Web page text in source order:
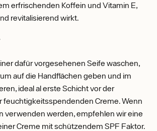
erfrischenden Koffein und Vitamin E,
revitalisierend wirkt.
dafür vorgesehenen Seife waschen,
auf die Handflächen geben und im
ideal al erste Schicht vor der
feuchtigkeitsspendenden Creme. Wenn
verwenden werden, empfehlen wir eine
Creme mit schützendem SPF Faktor.